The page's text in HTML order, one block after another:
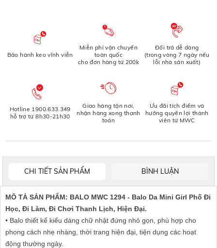
Bảo hành keo vĩnh viễn
Miễn phí vận chuyển
toàn quốc
cho đơn hàng từ 200k
Đổi trả dễ dàng
(trong vòng 7 ngày nếu
lỗi nhà sản xuất)
Hotline 1900.633.349
hỗ trợ từ 8h30-21h30
Giao hàng tận nơi,
nhận hàng xong thanh
toán
Ưu đãi tích điểm và
hưởng quyền lợi thành
viên từ MWC
CHI TIẾT SẢN PHẨM BÌNH LUẬN
MÔ TẢ SẢN PHẨM: BALO MWC 1294 - Balo Da Mini Girl Phố Đi
Học, Đi Làm, Đi Chơi Thanh Lịch, Hiện Đại.
• Balo thiết kế kiểu dáng chữ nhật đứng nhỏ gọn, phù hợp cho
phong cách nhẹ nhàng, thời trang hiện đại, tiện dụng các hoạt
động thường ngày.